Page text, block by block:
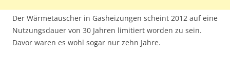
Der Wärmetauscher in Gasheizungen scheint 2012 auf eine
Nutzungsdauer von 30 Jahren limitiert worden zu sein.
Davor waren es wohl sogar nur zehn Jahre.